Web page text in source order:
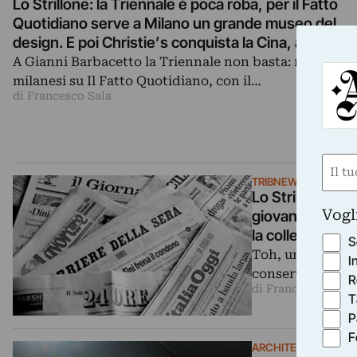
Lo Strillone: la Triennale è poca roba, per il Fatto
Quotidiano serve a Milano un grande museo del
design. E poi Christie’s conquista la Cina, a Parigi
riapre il Museo Picasso, il Louvre chiuso per
sciopero…
A Gianni Barbacetto la Triennale non basta:
milanesi su Il Fatto Quotidiano, con il…
di Francesco Sala
TRIBNEWS
Lo Strillone: al
giovane Pablo.
la collezione
Toh, un Pablo
conservato al
di Francesco Sala
ARCHITETTURA
Nome